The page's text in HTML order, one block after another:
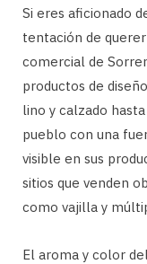
Si eres aficionado
tentación de
comercial de
productos de
lino y calzado
pueblo con una
visible en sus
sitios que venden
como vajilla y
El aroma y color